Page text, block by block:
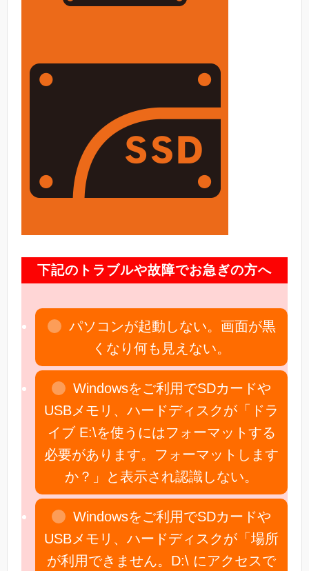
下記のトラブルや故障でお急ぎの方へ
パソコンが起動しない。画面が黒
くなり何も見えない。
Windowsをご利用でSDカードや
USBメモリ、ハードディスクが「ドラ
イブ E:\を使うにはフォーマットする
必要があります。フォーマットします
か？」と表示され認識しない。
Windowsをご利用でSDカードや
USBメモリ、ハードディスクが「場所
が利用できません。D:\ にアクセスで